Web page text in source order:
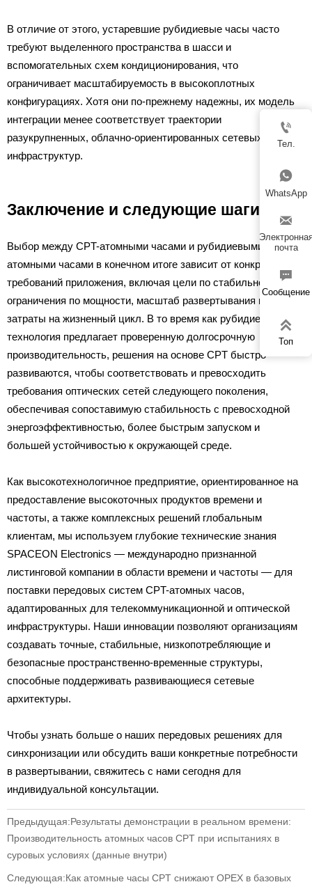
В отличие от этого, устаревшие рубидиевые часы часто
требуют выделенного пространства в шасси и
вспомогательных схем кондиционирования, что
ограничивает масштабируемость в высокоплотных
конфигурациях. Хотя они по-прежнему надежны, их модель
интеграции менее соответствует траектории
разукрупненных, облачно-ориентированных сетевых
инфраструктур.
Заключение и следующие шаги
Выбор между CPT-атомными часами и рубидиевыми
атомными часами в конечном итоге зависит от конкретных
требований приложения, включая цели по стабильности,
ограничения по мощности, масштаб развертывания и
затраты на жизненный цикл. В то время как рубидиевая
технология предлагает проверенную долгосрочную
производительность, решения на основе CPT быстро
развиваются, чтобы соответствовать и превосходить
требования оптических сетей следующего поколения,
обеспечивая сопоставимую стабильность с превосходной
энергоэффективностью, более быстрым запуском и
большей устойчивостью к окружающей среде.
Как высокотехнологичное предприятие, ориентированное на
предоставление высокоточных продуктов времени и
частоты, а также комплексных решений глобальным
клиентам, мы используем глубокие технические знания
SPACEON Electronics — международно признанной
листинговой компании в области времени и частоты — для
поставки передовых систем CPT-атомных часов,
адаптированных для телекоммуникационной и оптической
инфраструктуры. Наши инновации позволяют организациям
создавать точные, стабильные, низкопотребляющие и
безопасные пространственно-временные структуры,
способные поддерживать развивающиеся сетевые
архитектуры.
Чтобы узнать больше о наших передовых решениях для
синхронизации или обсудить ваши конкретные потребности
в развертывании, свяжитесь с нами сегодня для
индивидуальной консультации.
Предыдущая:Результаты демонстрации в реальном времени:
Производительность атомных часов CPT при испытаниях в
суровых условиях (данные внутри)
Следующая:Как атомные часы CPT снижают OPEX в базовых

Тел.

WhatsApp

почта

Сообщение

Топ